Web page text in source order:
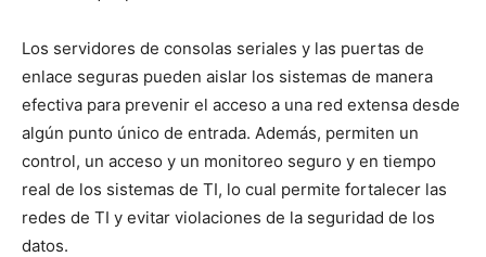
Los servidores de consolas seriales y las puertas de
enlace seguras pueden aislar los sistemas de manera
efectiva para prevenir el acceso a una red extensa desde
algún punto único de entrada. Además, permiten un
control, un acceso y un monitoreo seguro y en tiempo
real de los sistemas de TI, lo cual permite fortalecer las
redes de TI y evitar violaciones de la seguridad de los
datos.